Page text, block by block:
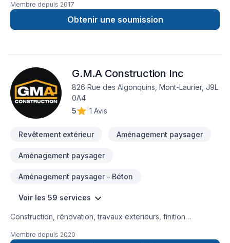
de réalisez vos travaux tout en restant à votre
écoute. Service personnalisé !
Membre depuis 2017
Obtenir une soumission
G.M.A Construction Inc
826 Rue des Algonquins, Mont-Laurier, J9L
0A4
5
1 Avis
Revêtement extérieur Aménagement paysager
Aménagement paysager
Aménagement paysager - Béton
Voir les 59 services
Construction, rénovation, travaux exterieurs, finition
Marc Antoine Giroux GMA Construction Inc.
Membre depuis 2020